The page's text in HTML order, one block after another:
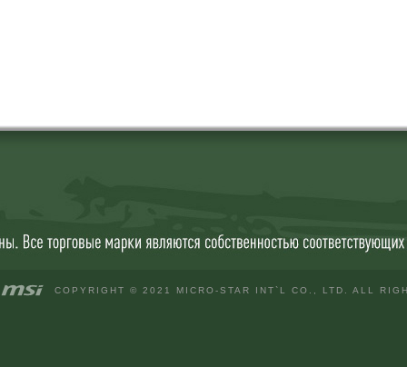
COPYRIGHT © 2021 MICRO-STAR INT`L CO., LTD. ALL